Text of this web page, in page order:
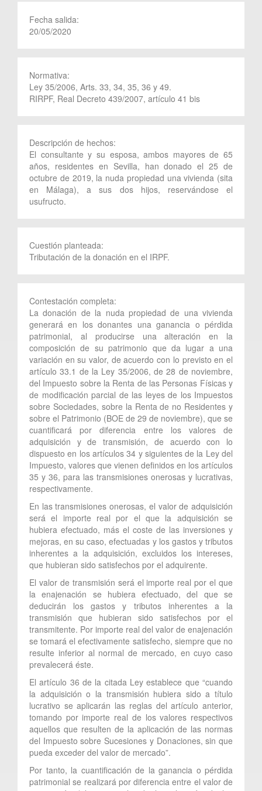
Fecha salida:
20/05/2020
Normativa:
Ley 35/2006, Arts. 33, 34, 35, 36 y 49.
RIRPF, Real Decreto 439/2007, artículo 41 bis
Descripción de hechos:
El consultante y su esposa, ambos mayores de 65
años, residentes en Sevilla, han donado el 25 de
octubre de 2019, la nuda propiedad una vivienda (sita
en Málaga), a sus dos hijos, reservándose el
usufructo.
Cuestión planteada:
Tributación de la donación en el IRPF.
Contestación completa:
La donación de la nuda propiedad de una vivienda
generará en los donantes una ganancia o pérdida
patrimonial, al producirse una alteración en la
composición de su patrimonio que da lugar a una
variación en su valor, de acuerdo con lo previsto en el
artículo 33.1 de la Ley 35/2006, de 28 de noviembre,
del Impuesto sobre la Renta de las Personas Físicas y
de modificación parcial de las leyes de los Impuestos
sobre Sociedades, sobre la Renta de no Residentes y
sobre el Patrimonio (BOE de 29 de noviembre), que se
cuantificará por diferencia entre los valores de
adquisición y de transmisión, de acuerdo con lo
dispuesto en los artículos 34 y siguientes de la Ley del
Impuesto, valores que vienen definidos en los artículos
35 y 36, para las transmisiones onerosas y lucrativas,
respectivamente.
En las transmisiones onerosas, el valor de adquisición
será el importe real por el que la adquisición se
hubiera efectuado, más el coste de las inversiones y
mejoras, en su caso, efectuadas y los gastos y tributos
inherentes a la adquisición, excluidos los intereses,
que hubieran sido satisfechos por el adquirente.
El valor de transmisión será el importe real por el que
la enajenación se hubiera efectuado, del que se
deducirán los gastos y tributos inherentes a la
transmisión que hubieran sido satisfechos por el
transmitente. Por importe real del valor de enajenación
se tomará el efectivamente satisfecho, siempre que no
resulte inferior al normal de mercado, en cuyo caso
prevalecerá éste.
El artículo 36 de la citada Ley establece que “cuando
la adquisición o la transmisión hubiera sido a título
lucrativo se aplicarán las reglas del artículo anterior,
tomando por importe real de los valores respectivos
aquellos que resulten de la aplicación de las normas
del Impuesto sobre Sucesiones y Donaciones, sin que
pueda exceder del valor de mercado”.
Por tanto, la cuantificación de la ganancia o pérdida
patrimonial se realizará por diferencia entre el valor de